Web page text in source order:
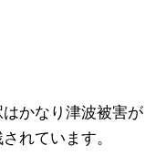
かなり津波被害が
れています。